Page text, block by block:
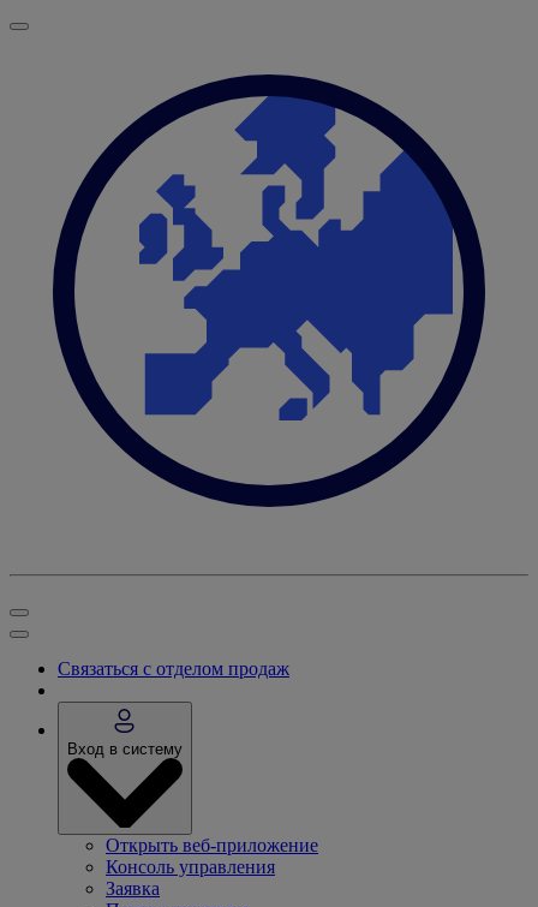
Связаться с отделом продаж
Вход в систему
Открыть веб-приложение
Консоль управления
Заявка